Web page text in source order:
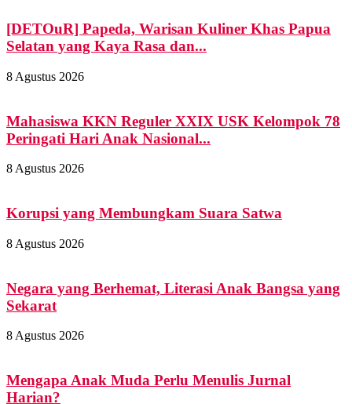
[DETOuR] Papeda, Warisan Kuliner Khas Papua
Selatan yang Kaya Rasa dan...
8 Agustus 2026
Mahasiswa KKN Reguler XXIX USK Kelompok 78
Peringati Hari Anak Nasional...
8 Agustus 2026
Korupsi yang Membungkam Suara Satwa
8 Agustus 2026
Negara yang Berhemat, Literasi Anak Bangsa yang
Sekarat
8 Agustus 2026
Mengapa Anak Muda Perlu Menulis Jurnal
Harian?